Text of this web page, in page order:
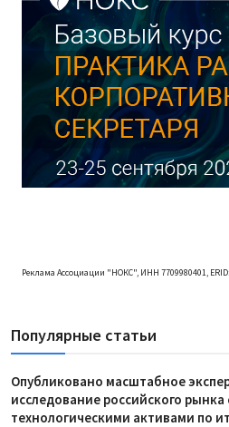
Реклама Ассоциации "НОКС", ИНН 7709980401,
Популярные статьи
Опубликовано масштабное
исследование российского рынка
технологическими активами по